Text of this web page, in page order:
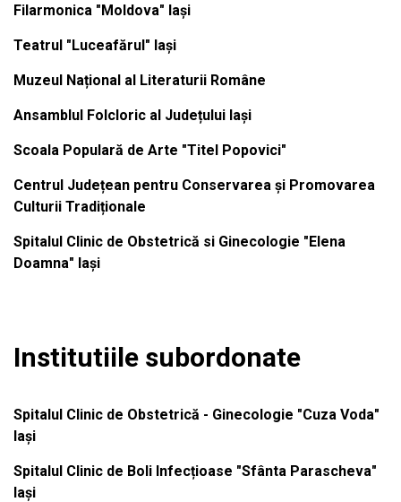
Filarmonica "Moldova" Iași
Teatrul "Luceafărul" Iași
Muzeul Național al Literaturii Române
Ansamblul Folcloric al Județului Iași
Scoala Populară de Arte "Titel Popovici"
Centrul Județean pentru Conservarea și Promovarea
Culturii Tradiționale
Spitalul Clinic de Obstetrică si Ginecologie "Elena
Doamna" Iași
Institutiile subordonate
Spitalul Clinic de Obstetrică - Ginecologie "Cuza Voda"
Iași
Spitalul Clinic de Boli Infecțioase "Sfânta Parascheva"
Iași